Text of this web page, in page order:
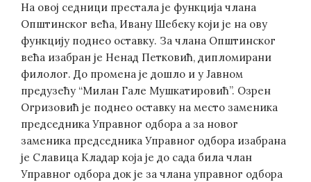
На овој седници престала је функција члана
Општинског већа, Ивану Шебеку који је на ову
функцију поднео оставку. За члана Општинског
већа изабран је Ненад Петковић, дипломирани
филолог. До промена је дошло и у Јавном
предузећу “Милан Гале Мушкатировић”. Озрен
Огризовић је поднео оставку на место заменика
председника Управног одбора а за новог
заменика председника Управног одбора изабрана
је Славица Кладар која је до сада била члан
Управног одбора док је за члана управног одбора